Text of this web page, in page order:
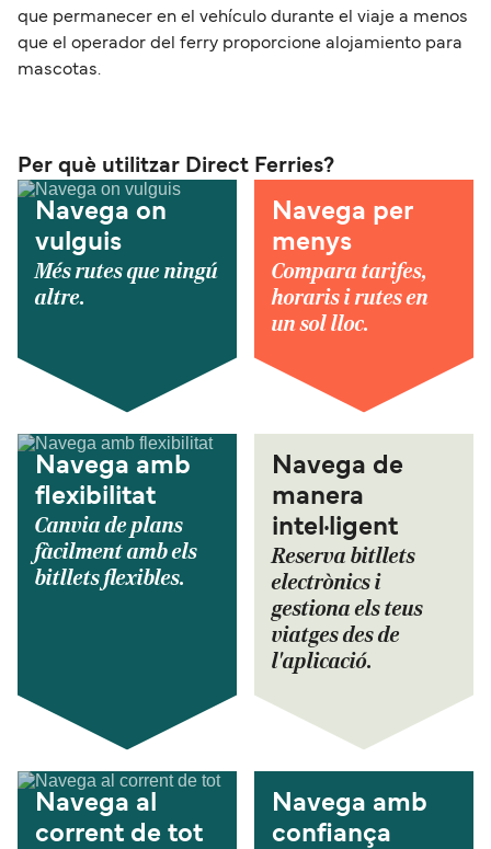
que permanecer en el vehículo durante el viaje a menos
que el operador del ferry proporcione alojamiento para
mascotas.
Per què utilitzar Direct Ferries?
Navega on
vulguis
Més rutes que ningú
altre.
Navega per
menys
Compara tarifes,
horaris i rutes en
un sol lloc.
Navega amb
flexibilitat
Canvia de plans
fàcilment amb els
bitllets flexibles.
Navega de
manera
intel·ligent
Reserva bitllets
electrònics i
gestiona els teus
viatges des de
l'aplicació.
Navega al
corrent de tot
Navega amb
confiança